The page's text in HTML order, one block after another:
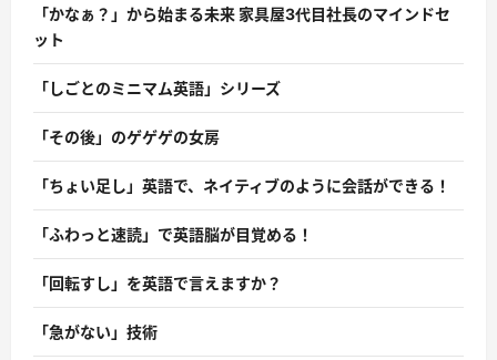
「かなぁ？」から始まる未来 家具屋3代目社長のマインドセ
ット
「しごとのミニマム英語」シリーズ
「その後」のゲゲゲの女房
「ちょい足し」英語で、ネイティブのように会話ができる！
「ふわっと速読」で英語脳が目覚める！
「回転すし」を英語で言えますか？
「急がない」技術